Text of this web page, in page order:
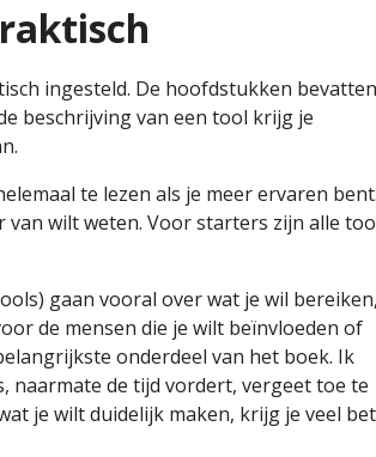
ingesteld. De hoofdstukken bevatten
beschrijving van een tool krijg je
te lezen als je meer ervaren bent.
van wilt weten. Voor starters zijn alle
gaan vooral over wat je wil bereiken,
de mensen die je wilt beïnvloeden of
onderdeel van het boek. Ik
naarmate de tijd vordert, vergeet toe te
je wilt duidelijk maken, krijg je veel